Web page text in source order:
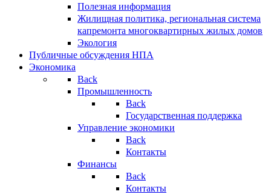
Полезная информация
Жилищная политика, региональная система
капремонта многоквартирных жилых домов
Экология
Публичные обсуждения НПА
Экономика
Back
Промышленность
Back
Государственная поддержка
Управление экономики
Back
Контакты
Финансы
Back
Контакты